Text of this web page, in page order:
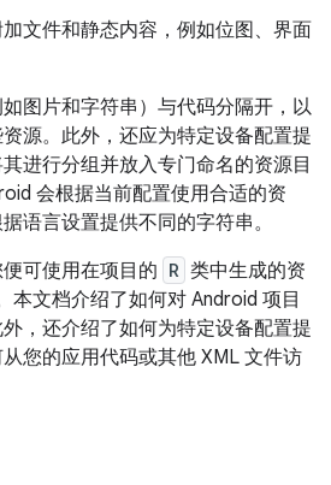
文件和静态内容，例如位图、界面
图片和字符串）与代码分隔开，以
源。此外，还应为特定设备配置提
进行分组并放入专门命名的资源目
会根据当前配置使用合适的资
语言设置提供不同的字符串。
可使用在项目的 R 类中生成的资
本文档介绍了如何对 Android 项目
，还介绍了如何为特定设备配置提
您的应用代码或其他 XML 文件访